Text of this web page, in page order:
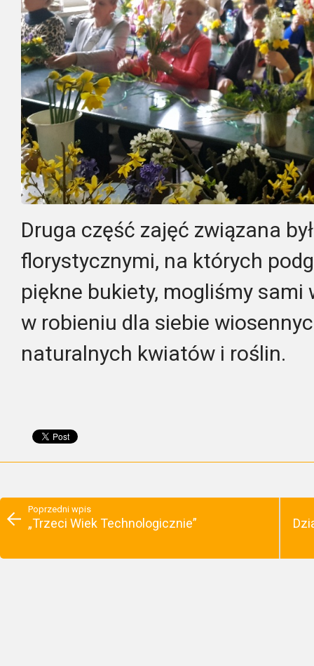
Druga część zajęć związana
florystycznymi, na których
piękne bukiety, mogliśmy sami
w robieniu dla siebie
naturalnych kwiatów i roślin.
Poprzedni wpis
„Trzeci Wiek Technologicznie”